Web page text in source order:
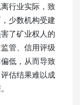
行业实际，致
少数机构受建
了矿业权人的
管、信用评级
低，从而导致
估结果难以成